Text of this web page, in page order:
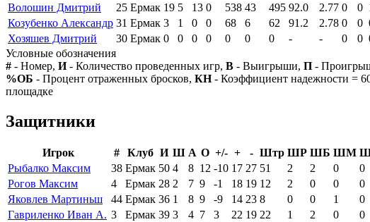
Волошин Дмитрий
25 Ермак 19 5 13 0 538 43 495 92.0 2.77 0 0
Козубенко Александр 31 Ермак 3 1 0 0 68 6 62 91.2 2.78 0 0
Хозяшев Дмитрий
30 Ермак 0 0 0 0 0 0 0 - - 0 0
Условные обозначения
# - Номер, И- Количество проведенных игр, В - Выигрыши, П -
%ОБ - Процент отраженных бросков, КН- Коэффициент надежности
площадке
Защитники
Игрок # Клуб И Ш А О +/- + - Штр ШР ШБ ШМ
Рыбалко Максим
38 Ермак 50 4 8 12 -10 17 27 51 2 2 0 0
Рогов Максим
4 Ермак 28 2 7 9 -1 18 19 12 2 0 0 0
Яковлев Мартиньш
44 Ермак 36 1 8 9 -9 14 23 8 0 0 1 0
Гавриленко Иван А. 3 Ермак 39 3 4 7 3 22 19 22 1 2 0 0